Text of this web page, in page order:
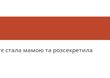
стала мамою та розсекретила